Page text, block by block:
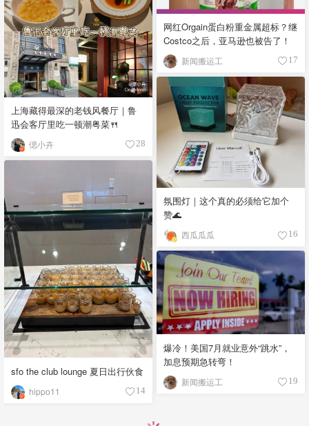
网红Orgain蛋白粉重金属超标？继
Costco之后，亚马逊也被告了！
新闻搬运工 17
上海藏得最深的老钱风餐厅｜鲁
迅会客厅里吃一顿潮粤菜🍴
偲小卉 28
氛围灯｜这个真的必须给它加个
赞🌊
西瓜瓜瓜 16
sfo the club lounge 夏日出行伙食
hippo11 14
爆冷！美国7月就业意外“跳水”，
加息预期急转弯！
新闻搬运工 19